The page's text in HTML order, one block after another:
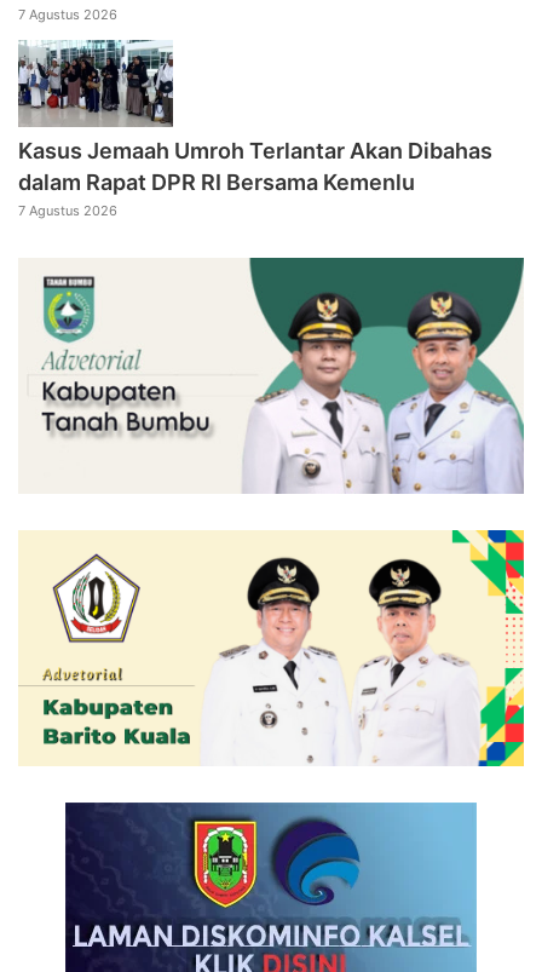
7 Agustus 2026
Kasus Jemaah Umroh Terlantar Akan Dibahas
dalam Rapat DPR RI Bersama Kemenlu
7 Agustus 2026